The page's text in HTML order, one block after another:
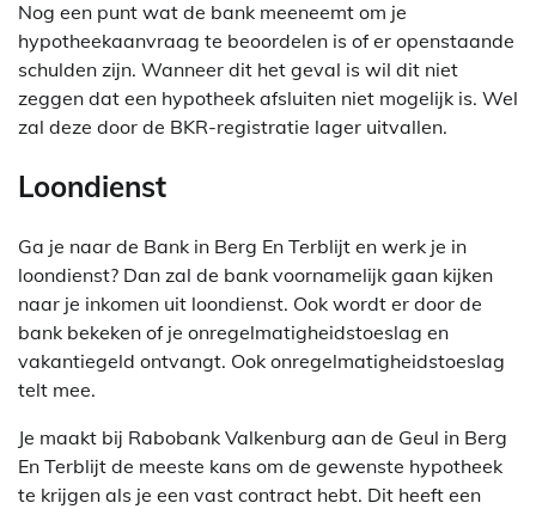
Nog een punt wat de bank meeneemt om je
hypotheekaanvraag te beoordelen is of er openstaande
schulden zijn. Wanneer dit het geval is wil dit niet
zeggen dat een hypotheek afsluiten niet mogelijk is. Wel
zal deze door de BKR-registratie lager uitvallen.
Loondienst
Ga je naar de Bank in Berg En Terblijt en werk je in
loondienst? Dan zal de bank voornamelijk gaan kijken
naar je inkomen uit loondienst. Ook wordt er door de
bank bekeken of je onregelmatigheidstoeslag en
vakantiegeld ontvangt. Ook onregelmatigheidstoeslag
telt mee.
Je maakt bij Rabobank Valkenburg aan de Geul in Berg
En Terblijt de meeste kans om de gewenste hypotheek
te krijgen als je een vast contract hebt. Dit heeft een